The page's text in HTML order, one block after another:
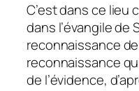
C’est dans ce lieu
dans l’évangile de
reconnaissance
reconnaissance
de l’évidence,